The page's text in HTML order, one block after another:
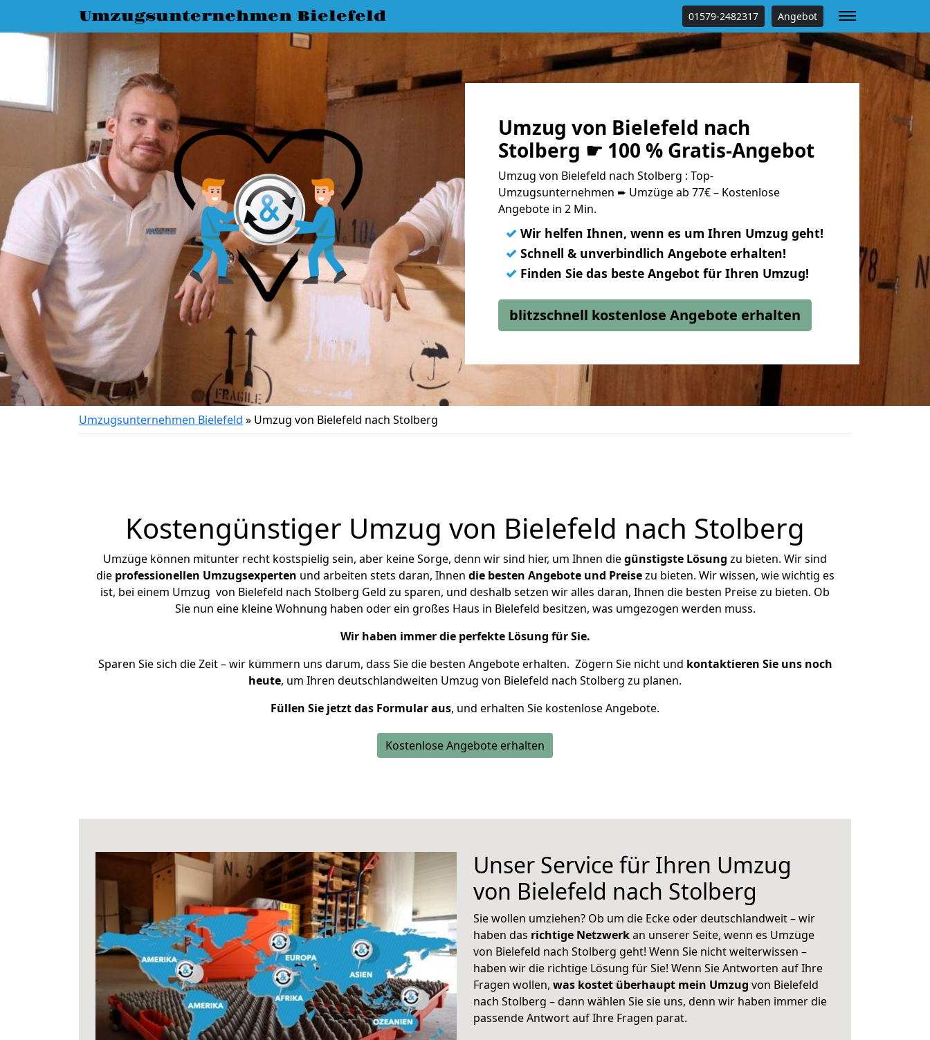
Umzugsunternehmen Bielefeld 01579-2482317 Angebot
Umzug von Bielefeld nach
Stolberg ☛ 100 % Gratis-Angebot
Umzug von Bielefeld nach Stolberg : Top-
Umzugsunternehmen ➨ Umzüge ab 77€ – Kostenlose
Angebote in 2 Min.
✓ Wir helfen Ihnen, wenn es um Ihren Umzug geht!
✓ Schnell & unverbindlich Angebote erhalten!
✓ Finden Sie das beste Angebot für Ihren Umzug!
blitzschnell kostenlose Angebote erhalten
Umzugsunternehmen Bielefeld » Umzug von Bielefeld nach Stolberg
Kostengünstiger Umzug von Bielefeld nach Stolberg
Umzüge können mitunter recht kostspielig sein, aber keine Sorge, denn wir sind hier, um Ihnen diegünstigste Lösung zu bieten. Wir sind
die professionellen Umzugsexperten und arbeiten stets daran, Ihnen die besten Angebote und Preisezu bieten. Wir wissen, wie wichtig es
ist, bei einem Umzug von Bielefeld nach Stolberg Geld zu sparen, und deshalb setzen wir alles daran, Ihnen die besten Preise zu bieten. Ob
Sie nun eine kleine Wohnung haben oder ein großes Haus in Bielefeld besitzen, was umgezogen werden muss.
Wir haben immer die perfekte Lösung für Sie.
Sparen Sie sich die Zeit – wir kümmern uns darum, dass Sie die besten Angebote erhalten. Zögern Sie nicht und kontaktieren Sie uns noch
heute, um Ihren deutschlandweiten Umzug von Bielefeld nach Stolberg zu planen.
Füllen Sie jetzt das Formular aus, und erhalten Sie kostenlose Angebote.
Kostenlose Angebote erhalten
Unser Service für Ihren Umzug
von Bielefeld nach Stolberg
Sie wollen umziehen? Ob um die Ecke oder deutschlandweit – wir
haben das richtige Netzwerkan unserer Seite, wenn es Umzüge
von Bielefeld nach Stolberg geht! Wenn Sie nicht weiterwissen –
haben wir die richtige Lösung für Sie! Wenn Sie Antworten auf Ihre
Fragen wollen, was kostet überhaupt mein Umzug von Bielefeld
nach Stolberg – dann wählen Sie sie uns, denn wir haben immer die
passende Antwort auf Ihre Fragen parat.